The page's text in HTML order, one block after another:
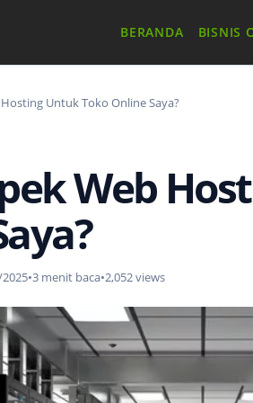
BERANDA BISNIS
Untuk Toko Online Saya?
Web
•3 menit baca•2,052 views